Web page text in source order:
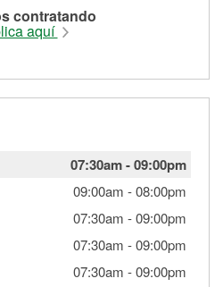
contratando
aquí
07:30am-09:00pm
09:00am -08:00pm
07:30am -09:00pm
07:30am -09:00pm
07:30am -09:00pm